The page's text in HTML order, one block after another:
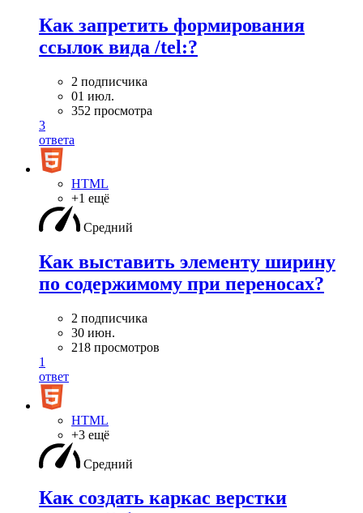
Как запретить формирования
ссылок вида /tel:?
2 подписчика
01 июл.
352 просмотра
3
ответа
HTML
+1 ещё
Средний
Как выставить элементу ширину
по содержимому при переносах?
2 подписчика
30 июн.
218 просмотров
1
ответ
HTML
+3 ещё
Средний
Как создать каркас верстки